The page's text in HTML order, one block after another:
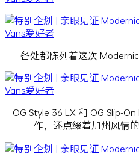
各处都陈列着这次
OG Style 36 LX 和 OG Slip-
作，还点缀着加州风情